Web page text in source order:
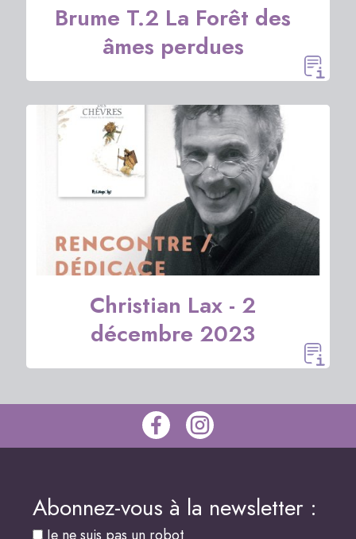
Brume T.2 La Forêt des
âmes perdues
Christian Lax - 2
décembre 2023
Abonnez-vous à la newsletter :